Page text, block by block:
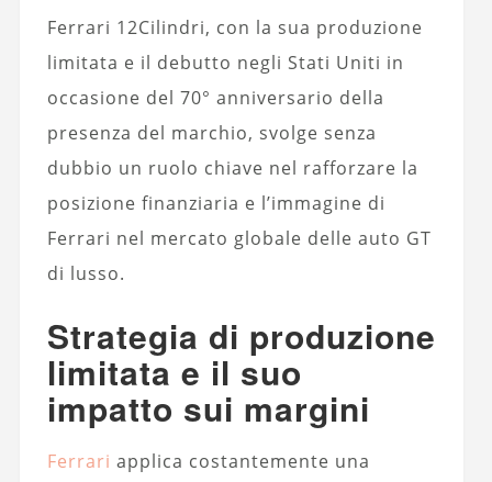
Ferrari 12Cilindri, con la sua produzione
limitata e il debutto negli Stati Uniti in
occasione del 70° anniversario della
presenza del marchio, svolge senza
dubbio un ruolo chiave nel rafforzare la
posizione finanziaria e l’immagine di
Ferrari nel mercato globale delle auto GT
di lusso.
Strategia di produzione
limitata e il suo
impatto sui margini
Ferrari applica costantemente una